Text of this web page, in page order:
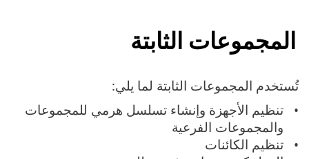
المجموعات الثابتة
تُستخدم المجموعات الثابتة لما يلي:
تنظيم الأجهزة وإنشاء تسلسل هرمي للمجموعات
والمجموعات الفرعية
تنظيم الكائنات